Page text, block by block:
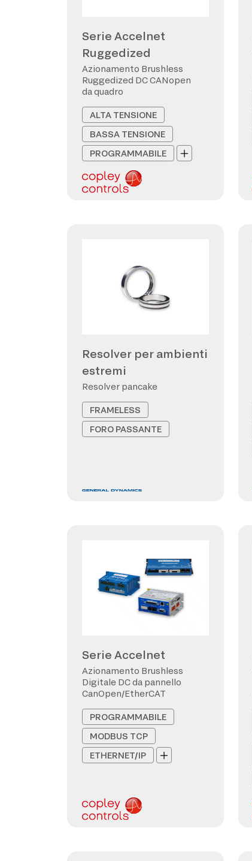
Serie Accelnet
Ruggedized
Azionamento Brushless
Ruggedized DC CANopen
da quadro
ALTA TENSIONE
BASSA TENSIONE
PROGRAMMABILE
Resolver per ambienti
estremi
Resolver pancake
FRAMELESS
FORO PASSANTE
Serie Accelnet
Azionamento Brushless
Digitale DC da pannello
CanOpen/EtherCAT
PROGRAMMABILE
MODBUS TCP
ETHERNET/IP